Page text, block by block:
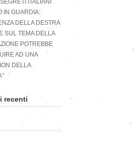
ITALIANI
IN GUARDIA:
DELLA DESTRA
SUL TEMA DELLA
POTREBBE
AD UNA
DELLA
recenti